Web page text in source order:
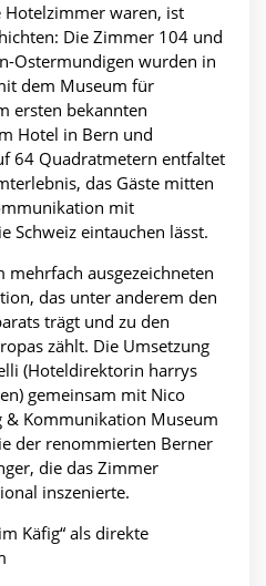
Hotelzimmer waren, ist
Die Zimmer 104 und
Ostermundigen wurden in
dem Museum für
ersten bekannten
Hotel in Bern und
64 Quadratmetern entfaltet
das Gäste mitten
mit
Schweiz eintauchen lässt.
mehrfach ausgezeichneten
das unter anderem den
trägt und zu den
zählt. Die Umsetzung
(Hoteldirektorin harrys
gemeinsam mit Nico
& Kommunikation Museum
der renommierten Berner
die das Zimmer
inszenierte.
Käfig“ als direkte